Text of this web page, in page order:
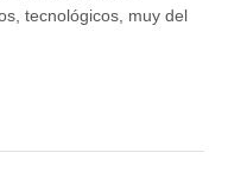
tecnológicos, muy del